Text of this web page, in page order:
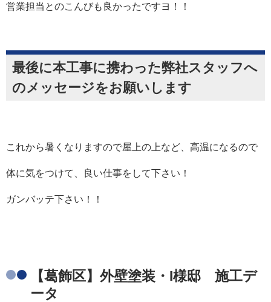
営業担当とのこんびも良かったですヨ！！
最後に本工事に携わった弊社スタッフへ
のメッセージをお願いします
これから暑くなりますので屋上の上など、高温になるので
体に気をつけて、良い仕事をして下さい！
ガンバッテ下さい！！
【葛飾区】外壁塗装・I様邸 施工デ
ータ